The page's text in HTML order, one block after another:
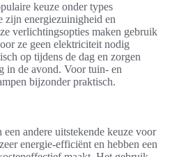
keuze onder types
zijn energiezuinigheid en
verlichtingsopties maken gebruik
ze geen elektriciteit nodig
op tijdens de dag en zorgen
in de avond. Voor tuin- en
bijzonder praktisch.
andere uitstekende keuze voor
energie-efficiënt en hebben een